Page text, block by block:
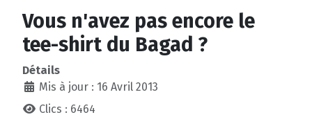
Vous n'avez pas encore le
tee-shirt du Bagad ?
Détails
Mis à jour : 16 Avril 2013
Clics : 6464